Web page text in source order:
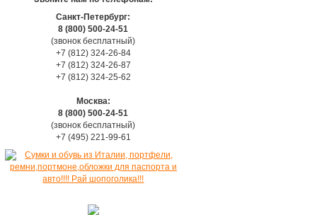
Санкт-Петербург:
8 (800) 500-24-51
(звонок бесплатный)
+7 (812) 324-26-84
+7 (812) 324-26-87
+7 (812) 324-25-62
Москва:
8 (800) 500-24-51
(звонок бесплатный)
+7 (495) 221-99-61